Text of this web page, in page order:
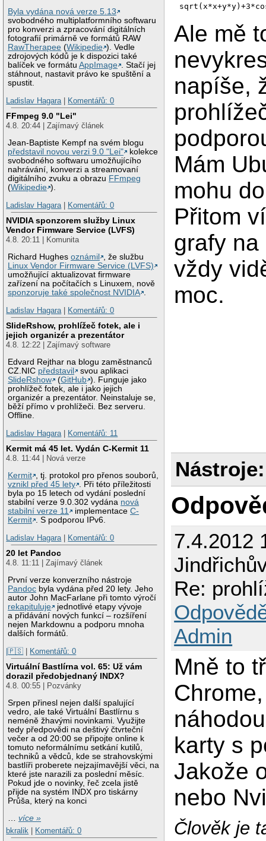
Byla vydána nová verze 5.13
svobodného multiplatformního softwaru
pro konverzi a zpracování digitálních
fotografií primárně ve formátů RAW
RawTherapee (Wikipedie ). Vedle
zdrojových kódů je k dispozici také
balíček ve formátuAppImage . Stačí jej
stáhnout, nastavit právo ke spuštění a
spustit.
Ladislav Hagara
Komentářů: 0
FFmpeg 9.0 "Lei"
4.8. 20:44 | Zajímavý článek
Jean-Baptiste Kempf na svém blogu
představil novou verzi 9.0 "Lei"
kolekce
svobodného softwaru umožňujícího
nahrávání, konverzi a streamovaní
digitálního zvuku a obrazu FFmpeg
(Wikipedie ).
Ladislav Hagara
Komentářů: 0
NVIDIA sponzorem služby Linux
Vendor Firmware Service (LVFS)
4.8. 20:11 | Komunita
Richard Hughesoznámil
, že službu
Linux Vendor Firmware Service (LVFS)
umožňující aktualizovat firmware
zařízení na počítačích s Linuxem, nově
sponzoruje také společnost NVIDIA .
Ladislav Hagara | Komentářů: 0
SlideRshow, prohlížeč fotek, ale i
jejich organizér a prezentátor
4.8. 12:22 | Zajímavý software
Edvard Rejthar na blogu zaměstnanců
CZ.NIC představil
svou aplikaci
SlideRshow
(GitHub ). Funguje jako
prohlížeč fotek, ale i jako jejich
organizér a prezentátor. Neinstaluje se,
běží přímo v prohlížeči. Bez serveru.
Offline.
Ladislav Hagara | Komentářů: 11
Kermit má 45 let. Vydán C-Kermit 11
4.8. 11:44 | Nová verze
Kermit , tj. protokol pro přenos souborů,
vznikl před 45 lety . Při této příležitosti
byla po 15 letech od vydání poslední
stabilní verze 9.0.302 vydána nová
stabilní verze 11
implementaceC-
Kermit . S podporou IPv6.
Ladislav Hagara | Komentářů: 0
20 let Pandoc
4.8. 11:11 | Zajímavý článek
První verze konverzního nástroje
Pandoc byla vydána před 20 lety. Jeho
autor John MacFarlane při tomto výročí
rekapituluje
jednotlivé etapy vývoje
a přidávání nových funkcí – rozšíření
nejen Markdownu a podporu mnoha
dalších formátů.
|🇵🇸 | Komentářů: 0
Virtuální Bastlírna vol. 65: Už vám
dorazil předobjednaný INDX?
4.8. 00:55 | Pozvánky
Srpen přinesl nejen další spalující
vedro, ale také Virtuální Bastlírnu s
neméně žhavými novinkami. Využijte
tedy předpovědi na deštivý čtvrteční
večer a od 20:00 se připojte online k
tomuto neformálnímu setkání kutilů,
techniků a vědců, kde se strahovskými
bastlíři proberete nejzajímavější věci, na
které jste narazili za poslední měsíc.
Pokud jde o novinky, řeč zcela jistě
přijde na systém INDX pro tiskárny
Průša, který na konci
…více »
bkralik
Komentářů: 0
Ale mě
napíše,
Mám
mohu
Přitom
grafy na
vždy
moc.
Nástroje:
7.4.2012
Re:
Admin
Mně to
karty s
Jakože
nebo
Člověk je